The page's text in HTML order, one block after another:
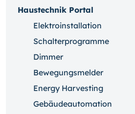
Haustechnik Portal
Elektroinstallation
Schalterprogramme
Dimmer
Bewegungsmelder
Energy Harvesting
Gebäudeautomation